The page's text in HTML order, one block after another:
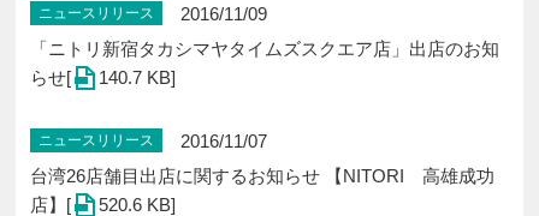
ニュースリリース
2016/11/09
「ニトリ新宿タカシマヤタイムズスクエア店」出店のお知
らせ[
140.7 KB]
ニュースリリース
2016/11/07
台湾26店舗目出店に関するお知らせ 【NITORI 高雄成功
店】[
520.6 KB]